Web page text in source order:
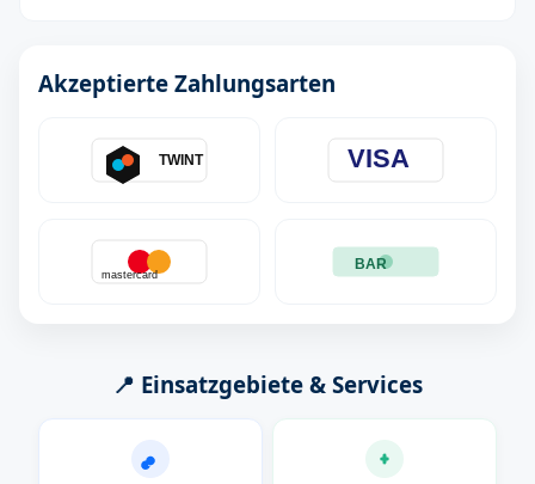
Akzeptierte Zahlungsarten
TWINT VISA
mastercard
BAR
📍 Einsatzgebiete & Services